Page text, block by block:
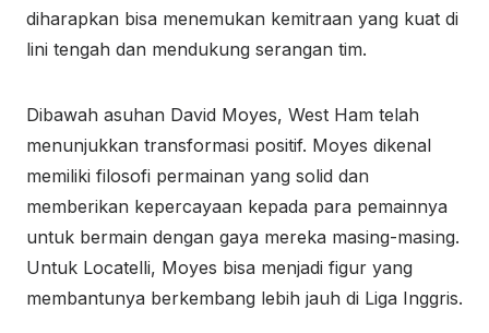
diharapkan bisa menemukan kemitraan yang kuat di
lini tengah dan mendukung serangan tim.
Dibawah asuhan David Moyes, West Ham telah
menunjukkan transformasi positif. Moyes dikenal
memiliki filosofi permainan yang solid dan
memberikan kepercayaan kepada para pemainnya
untuk bermain dengan gaya mereka masing-masing.
Untuk Locatelli, Moyes bisa menjadi figur yang
membantunya berkembang lebih jauh di Liga Inggris.